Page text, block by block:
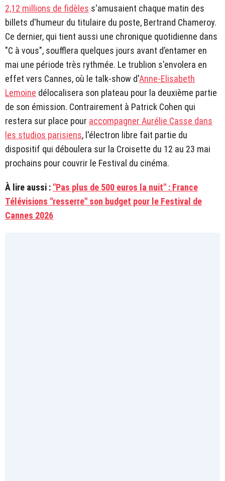
2,12 millions de fidèles s'amusaient chaque matin des
billets d'humeur du titulaire du poste, Bertrand Chameroy.
Ce dernier, qui tient aussi une chronique quotidienne dans
"C à vous", soufflera quelques jours avant d’entamer en
mai une période très rythmée. Le trublion s'envolera en
effet vers Cannes, où le talk-show d'Anne-Elisabeth
Lemoine délocalisera son plateau pour la deuxième partie
de son émission. Contrairement à Patrick Cohen qui
restera sur place pour accompagner Aurélie Casse dans
les studios parisiens, l'électron libre fait partie du
dispositif qui déboulera sur la Croisette du 12 au 23 mai
prochains pour couvrir le Festival du cinéma.
À lire aussi : "Pas plus de 500 euros la nuit" : France
Télévisions "resserre" son budget pour le Festival de
Cannes 2026